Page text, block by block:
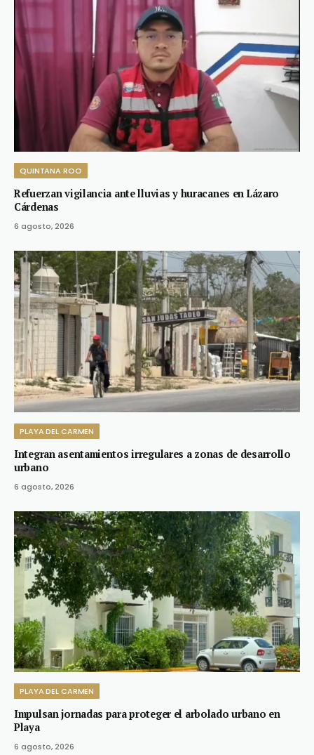
QUINTANA ROO
Refuerzan vigilancia ante lluvias y huracanes en Lázaro
Cárdenas
6 agosto, 2026
PLAYA DEL CARMEN
Integran asentamientos irregulares a zonas de desarrollo
urbano
6 agosto, 2026
PLAYA DEL CARMEN
Impulsan jornadas para proteger el arbolado urbano en
Playa
6 agosto, 2026